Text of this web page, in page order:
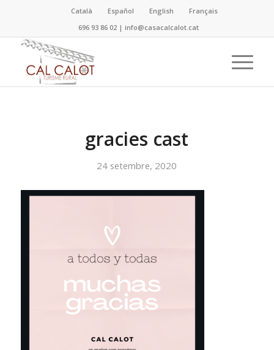
Català Español English
Français
696 93 86 02 |info@casacalcalot.cat
gracies cast
24 setembre, 2020